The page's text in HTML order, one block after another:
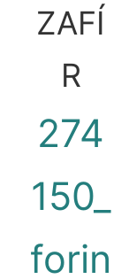
ZAFÍ
R
274
150_
forin